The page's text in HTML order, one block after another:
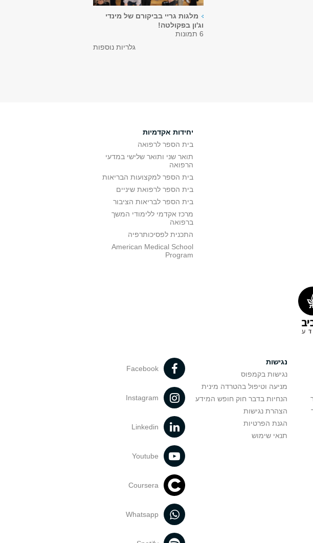
מלגות גריי בביקורם של מינדי
וג'ון בפקולטה!
6 תמונות
גלריות נוספות
יחידות אקדמיות
בית הספר לרפואה
תואר שני ותואר שלישי במדעי
הרפואה
בית הספר למקצועות הבריאות
בית הספר לרפואת שיניים
בית הספר לבריאות הציבור
מרכז אקדמי ללימודי המשך
ברפואה
התכנית לפסיכותרפיה
American Medical School
Program
נגישות
נגישות בקמפוס
מניעה וטיפול בהטרדה מינית
הנחיות בדבר חוק חופש המידע
הצהרת נגישות
הגנת הפרטיות
תנאי שימוש
Facebook
Instagram
Linkedin
Youtube
Coursera
Whatsapp